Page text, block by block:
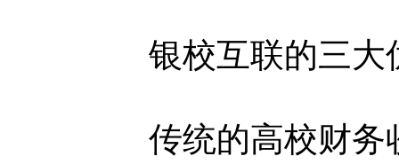
银校互联的三大
传统的高校财务